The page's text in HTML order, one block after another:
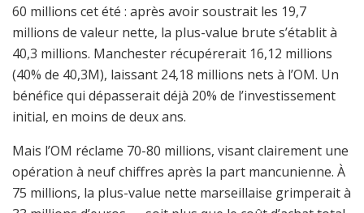
60 millions cet été : après avoir soustrait les 19,7
millions de valeur nette, la plus-value brute s’établit à
40,3 millions. Manchester récupérerait 16,12 millions
(40% de 40,3M), laissant 24,18 millions nets à l’OM. Un
bénéfice qui dépasserait déjà 20% de l’investissement
initial, en moins de deux ans.
Mais l’OM réclame 70-80 millions, visant clairement une
opération à neuf chiffres après la part mancunienne. À
75 millions, la plus-value nette marseillaise grimperait à